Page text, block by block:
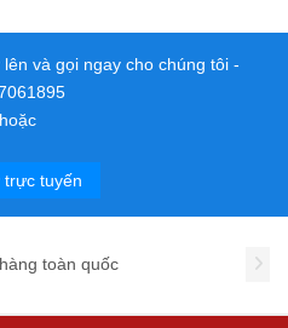
và gọi ngay cho chúng tôi -
hoặc
trực tuyến
toàn quốc